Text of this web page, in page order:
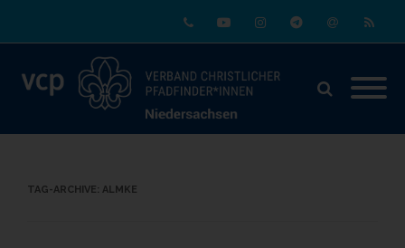
TAG-ARCHIVE: ALMKE